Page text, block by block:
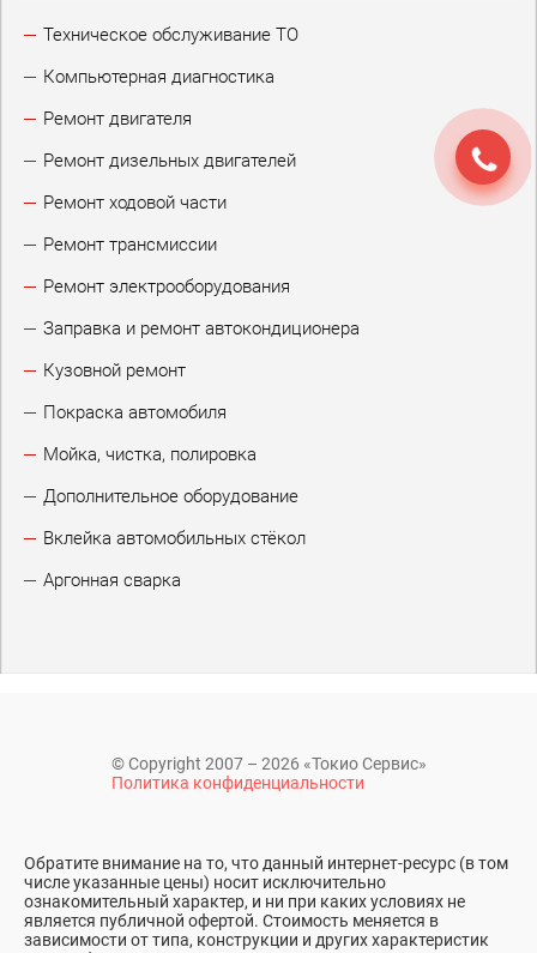
Техническое обслуживание ТО
Компьютерная диагностика
Ремонт двигателя
Ремонт дизельных двигателей
Ремонт ходовой части
Ремонт трансмиссии
Ремонт электрооборудования
Заправка и ремонт автокондиционера
Кузовной ремонт
Покраска автомобиля
Мойка, чистка, полировка
Дополнительное оборудование
Вклейка автомобильных стёкол
Аргонная сварка
© Copyright 2007 – 2026 «Токио Сервис»
Политика конфиденциальности
Обратите внимание на то, что данный интернет-ресурс (в том
числе указанные цены) носит исключительно
ознакомительный характер, и ни при каких условиях не
является публичной офертой. Стоимость меняется в
зависимости от типа, конструкции и других характеристик